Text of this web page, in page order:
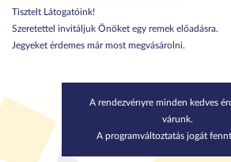
Tisztelt Látogatóink!
Szeretettel invitáljuk Önöket egy remek előadásra.
Jegyeket érdemes már most megvásárolni.
A rendezvényre minden kedves
várunk.
A programváltoztatás jogát